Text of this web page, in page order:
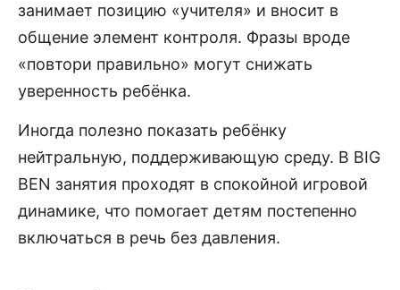
занимает позицию «учителя» и вносит в
общение элемент контроля. Фразы вроде
«повтори правильно» могут снижать
уверенность ребёнка.
Иногда полезно показать ребёнку
нейтральную, поддерживающую среду. В BIG
BEN занятия проходят в спокойной игровой
динамике, что помогает детям постепенно
включаться в речь без давления.